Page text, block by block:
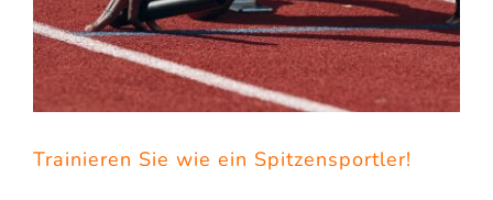
Trainieren Sie wie ein Spitzensportler!